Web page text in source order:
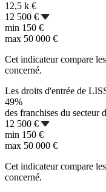
12,5 k €
12 500 €
min 150 €
max 50 000 €
Cet indicateur compare
concerné.
Les droits d'entrée de
49%
des franchises du secteur
12 500 €
min 150 €
max 50 000 €
Cet indicateur compare
concerné.